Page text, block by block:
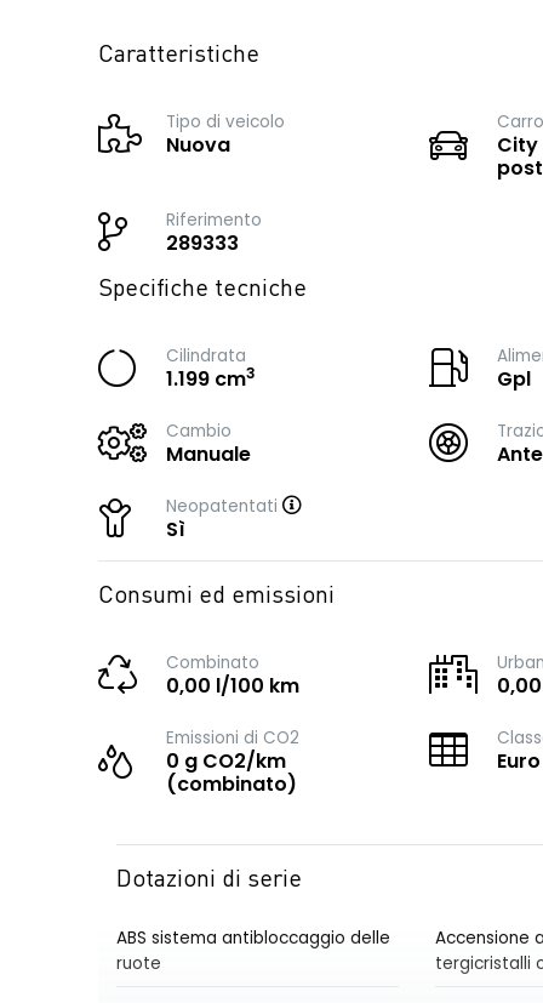
Caratteristiche
Tipo di veicolo
Nuova
City
Riferimento
289333
Specifiche tecniche
Cilindrata
1.199 cm3 Gpl
Cambio
Manuale
Neopatentati
Sì
Consumi ed emissioni
Combinato
0,00 l/100 km
Emissioni di CO2
0 g CO2/km
(combinato)
Dotazioni di serie
ABS sistema antibloccaggio delle
ruote
Accensione
tergicristalli